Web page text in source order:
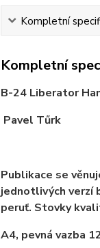
Kompletní
Kompletní
B-24 Liberator
Pavel Tűrk
Publikace se
jednotlivých verzí
peruť. Stovky
A4, pevná vazba